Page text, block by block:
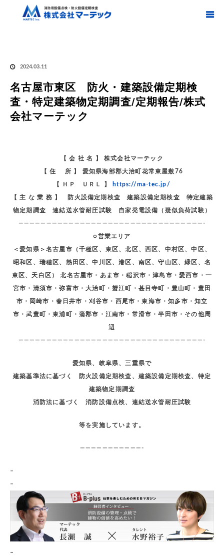
ブログ
名古屋市東区 防火・建築設備定期検査・特定建築物定期調査/定
2024.03.11
名古屋市東区 防火・建築設備定期検
査・特定建築物定期調査/定期報告/株式
会社マーテック
【 会 社 名 】 株式会社マーテック
【 住 所 】 愛知県海部郡大治町花常東屋敷76
【 ＨＰ ＵＲＬ 】 https://ma-tec.jp/
【 主 な 業 務 】 防火設備定期検査 建築設備定期検査 特定建築
物定期調査 連結送水管耐圧試験 自家発電設備（疑似負荷試験）
—————————————————————————————————-
○営業エリア
＜愛知県＞名古屋市（千種区、東区、北区、西区、中村区、中区、
昭和区、瑞穂区、熱田区、中川区、港区、南区、守山区、緑区、名
東区、天白区） 北名古屋市・あま市・稲沢市・津島市・愛西市・一
宮市・清須市・弥富市・大治町・蟹江町・甚目寺町・豊山町・豊田
市・岡崎市・春日井市・刈谷市・西尾市・東海市・知多市・知立
市・武豊町・東浦町・蒲郡市・江南市・常滑市・半田市・その他周
辺
—————————————————————————————————-
愛知県、岐阜県、三重県で
建築基準法に基づく 防火設備定期検査、建築設備定期検査、特定
建築物定期調査
消防法に基づく 消防設備点検、連結送水管耐圧試験
等を実施しています。
———————————-
–
–
–